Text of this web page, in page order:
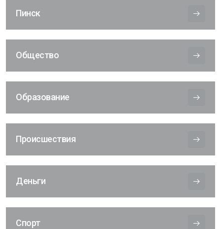
Пинск
Общество
Образование
Происшествия
Деньги
Спорт